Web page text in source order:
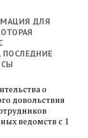
ДЛЯ
о
довольствия
ведомств с 1